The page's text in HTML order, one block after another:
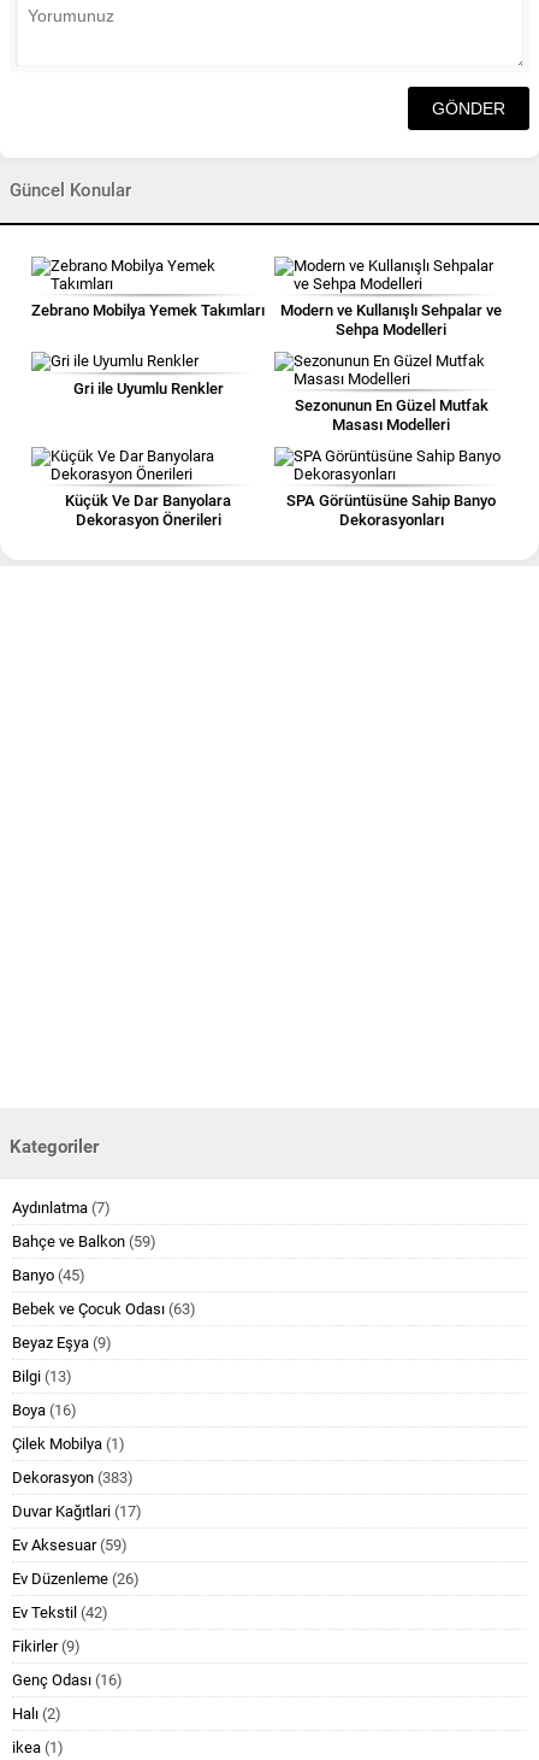
Güncel Konular
Zebrano Mobilya Yemek Takımları
Modern ve Kullanışlı Sehpalar ve
Sehpa Modelleri
Gri ile Uyumlu Renkler
Sezonunun En Güzel Mutfak
Masası Modelleri
Küçük Ve Dar Banyolara
Dekorasyon Önerileri
SPA Görüntüsüne Sahip Banyo
Dekorasyonları
Kategoriler
Aydınlatma (7)
Bahçe ve Balkon (59)
Banyo (45)
Bebek ve Çocuk Odası (63)
Beyaz Eşya (9)
Bilgi (13)
Boya (16)
Çilek Mobilya (1)
Dekorasyon (383)
Duvar Kağıtlari (17)
Ev Aksesuar(59)
Ev Düzenleme (26)
Ev Tekstil (42)
Fikirler(9)
Genç Odası (16)
Halı (2)
ikea (1)